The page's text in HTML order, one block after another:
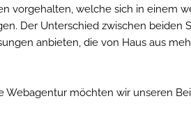
vorgehalten, welche sich in einem
Der Unterschied zwischen beiden
anbieten, die von Haus aus
möchten wir unseren